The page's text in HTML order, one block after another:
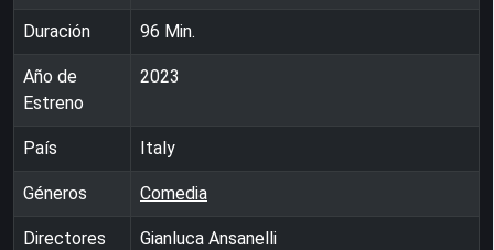
Duración 96 Min.
Año de
Estreno
2023
País Italy
Géneros Comedia
Directores Gianluca Ansanelli